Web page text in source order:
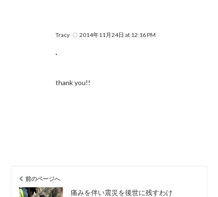
Tracy 2014年11月24日 at 12:16 PM
.
thank you!!
前のページへ
痛みを伴い震災を後世に残すわけ